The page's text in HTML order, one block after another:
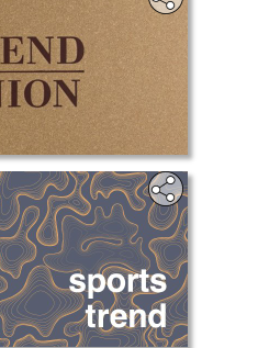
продукции